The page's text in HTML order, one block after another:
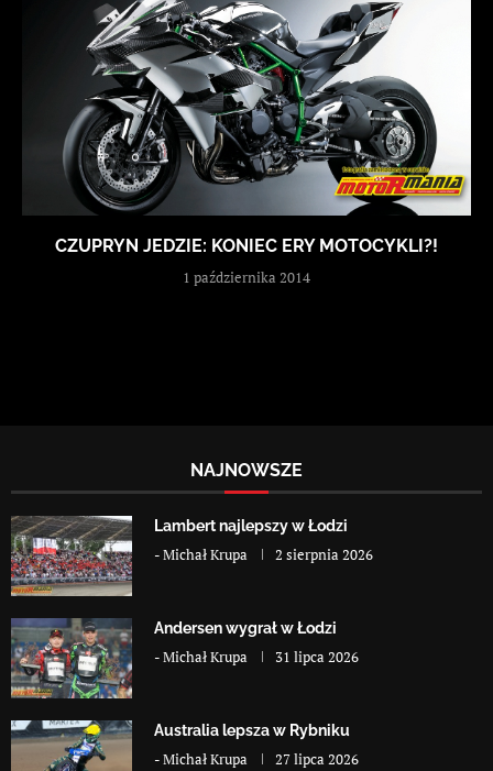
CZUPRYN JEDZIE: KONIEC ERY MOTOCYKLI?!
1 października 2014
NAJNOWSZE
Lambert najlepszy w Łodzi
-Michał Krupa 2 sierpnia 2026
Andersen wygrał w Łodzi
-Michał Krupa 31 lipca 2026
Australia lepsza w Rybniku
-Michał Krupa 27 lipca 2026